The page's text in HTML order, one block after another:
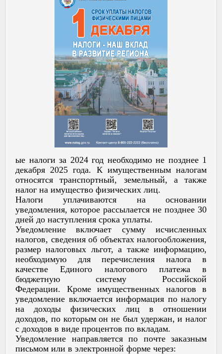
ые налоги за 2024 год необходимо не позднее 1
декабря 2025 года. К имущественным налогам
относятся транспортный, земельный, а также
налог на имущество физических лиц.
Налоги уплачиваются на основании
уведомления, которое рассылается не позднее 30
дней до наступления срока уплаты.
Уведомление включает сумму исчисленных
налогов, сведения об объектах налогообложения,
размер налоговых льгот, а также информацию,
необходимую для перечисления налога в
качестве Единого налогового платежа в
бюджетную систему Российской
Федерации. Кроме имущественных налогов в
уведомление включается информация по налогу
на доходы физических лиц в отношении
доходов, по которым он не был удержан, и налог
с доходов в виде процентов по вкладам.
Уведомление направляется по почте заказным
письмом или в электронной форме через: